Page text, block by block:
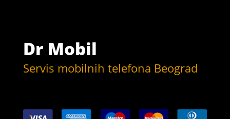
Dr Mobil
Servis mobilnih telefona Beograd